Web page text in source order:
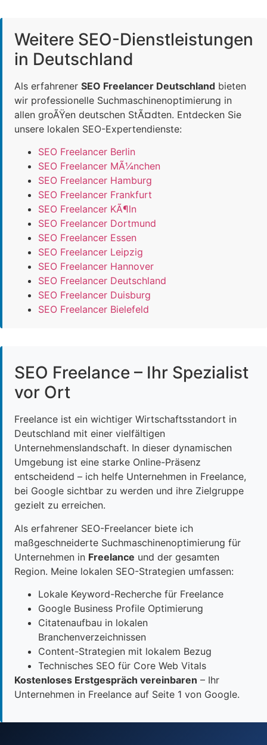
Weitere SEO-Dienstleistungen
in Deutschland
Als erfahrener SEO Freelancer Deutschland bieten
wir professionelle Suchmaschinenoptimierung in
allen groÃŸen deutschen StÃ¤dten. Entdecken Sie
unsere lokalen SEO-Expertendienste:
SEO Freelancer Berlin
SEO Freelancer MÃ¼nchen
SEO Freelancer Hamburg
SEO Freelancer Frankfurt
SEO Freelancer KÃ¶ln
SEO Freelancer Dortmund
SEO Freelancer Essen
SEO Freelancer Leipzig
SEO Freelancer Hannover
SEO Freelancer Deutschland
SEO Freelancer Duisburg
SEO Freelancer Bielefeld
SEO Freelance – Ihr Spezialist
vor Ort
Freelance ist ein wichtiger Wirtschaftsstandort in
Deutschland mit einer vielfältigen
Unternehmenslandschaft. In dieser dynamischen
Umgebung ist eine starke Online-Präsenz
entscheidend – ich helfe Unternehmen in Freelance,
bei Google sichtbar zu werden und ihre Zielgruppe
gezielt zu erreichen.
Als erfahrener SEO-Freelancer biete ich
maßgeschneiderte Suchmaschinenoptimierung für
Unternehmen in Freelance und der gesamten
Region. Meine lokalen SEO-Strategien umfassen:
Lokale Keyword-Recherche für Freelance
Google Business Profile Optimierung
Citatenaufbau in lokalen
Branchenverzeichnissen
Content-Strategien mit lokalem Bezug
Technisches SEO für Core Web Vitals
Kostenloses Erstgespräch vereinbaren – Ihr
Unternehmen in Freelance auf Seite 1 von Google.